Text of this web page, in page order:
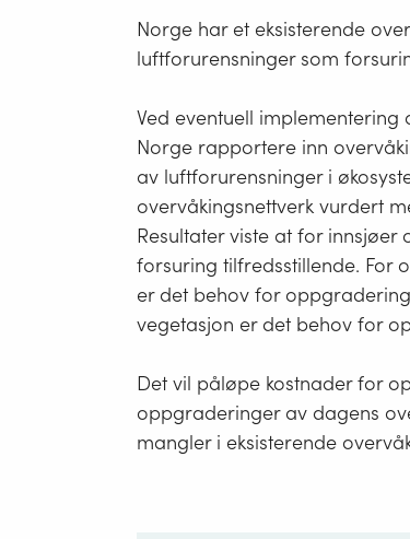
Norge har et eksisterende
luftforurensninger som
Ved eventuell implementering
Norge rapportere inn
av luftforurensninger i
overvåkingsnettverk vurdert
Resultater viste at for
forsuring tilfredsstillende. For
er det behov for
vegetasjon er det behov for
Det vil påløpe kostnader for
oppgraderinger av dagens
mangler i eksisterende